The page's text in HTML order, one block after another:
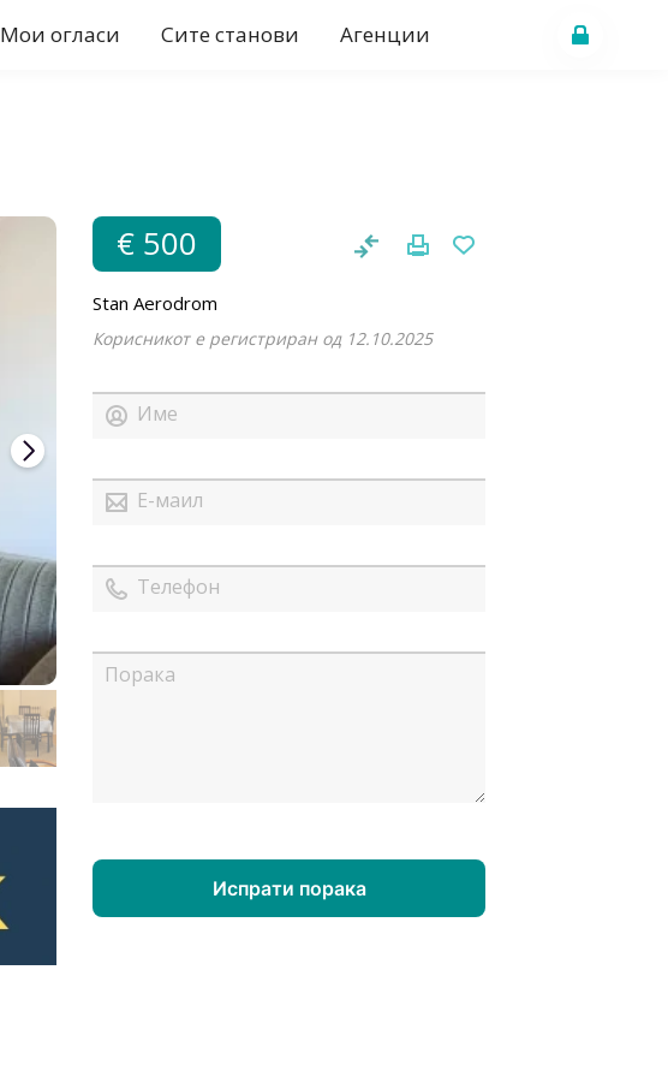
Мои огласи Сите станови Агенции
€ 500
Stan Aerodrom
Корисникот е регистриран од 12.10.2025